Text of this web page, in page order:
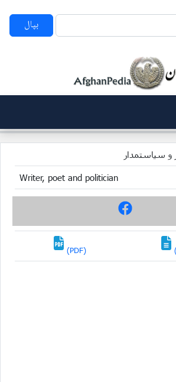
بپال
و سیاستمدار
Writer, poet and politician
(PDF)